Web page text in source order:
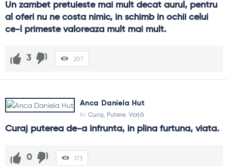
Un zambet pretuieste mai mult decat aurul, pentru
al oferi nu ne costa nimic, in schimb in ochii celui
ce-l primeste valoreaza mult mai mult.
3 207
Anca Daniela Hut
In: Curaj, Putere, Viață
Curaj puterea de-a infrunta, in plina furtuna, viata.
0 173